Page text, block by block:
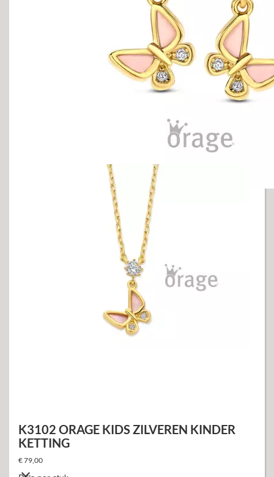
K3102 ORAGE KIDS ZILVEREN KINDER
KETTING
€ 79,00